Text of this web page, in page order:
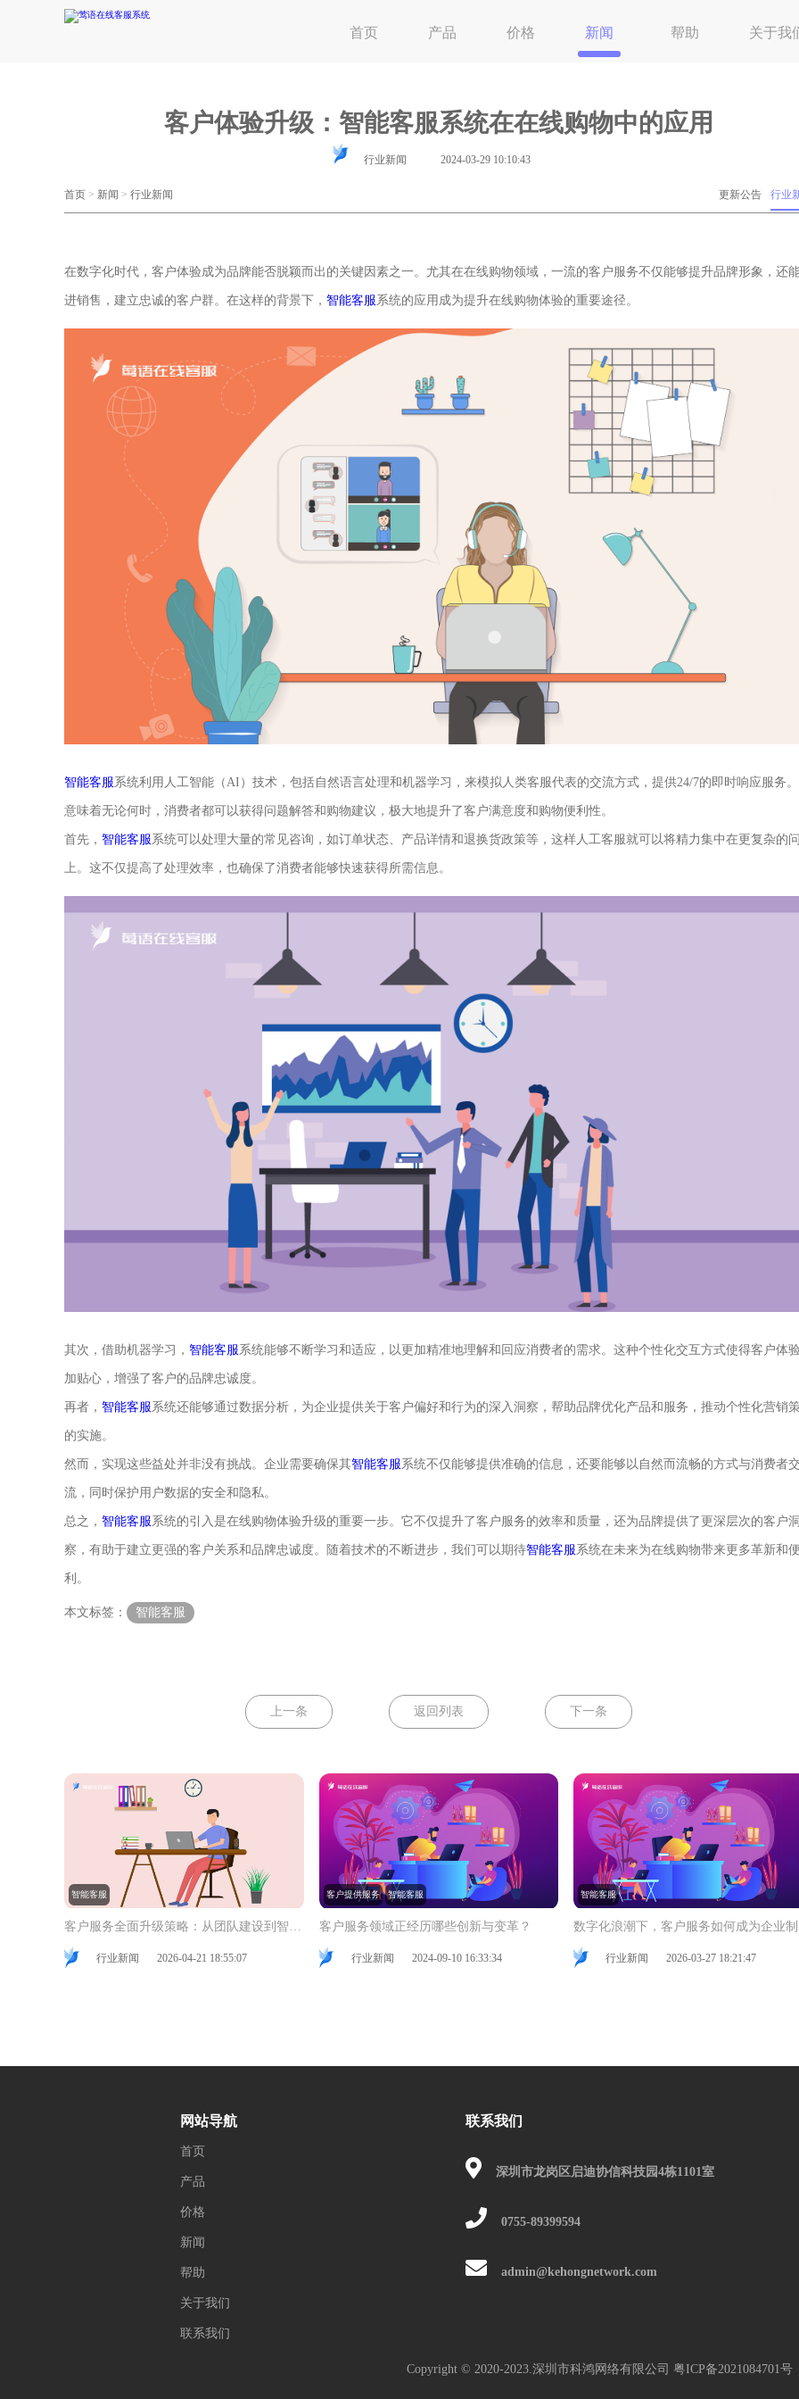
首页 产品 价格 新闻 帮助 关于我
客户体验升级：智能客服系统在在线购物中的应用
行业新闻 2024-03-29 10:10:43
行业
更新公告
首页 > 新闻 > 行业新闻
在数字化时代，客户体验成为品牌能否脱颖而出的关键因素之一。尤其在在线购物领域，一流的客户服务不仅能够提升品牌形象，还
进销售，建立忠诚的客户群。在这样的背景下， 智能客服系统的应用成为提升在线购物体验的重要途径。
智能客服系统利用人工智能（AI）技术，包括自然语言处理和机器学习，来模拟人类客服代表的交流方式，提供24/7的即时响应服务
意味着无论何时，消费者都可以获得问题解答和购物建议，极大地提升了客户满意度和购物便利性。
首先， 智能客服系统可以处理大量的常见咨询，如订单状态、产品详情和退换货政策等，这样人工客服就可以将精力集中在更复杂的
上。这不仅提高了处理效率，也确保了消费者能够快速获得所需信息。
其次，借助机器学习， 智能客服系统能够不断学习和适应，以更加精准地理解和回应消费者的需求。这种个性化交互方式使得客户体
加贴心，增强了客户的品牌忠诚度。
再者， 智能客服系统还能够通过数据分析，为企业提供关于客户偏好和行为的深入洞察，帮助品牌优化产品和服务，推动个性化营销
的实施。
然而，实现这些益处并非没有挑战。企业需要确保其智能客服系统不仅能够提供准确的信息，还要能够以自然而流畅的方式与消费者
流，同时保护用户数据的安全和隐私。
总之， 智能客服系统的引入是在线购物体验升级的重要一步。它不仅提升了客户服务的效率和质量，还为品牌提供了更深层次的客户
察，有助于建立更强的客户关系和品牌忠诚度。随着技术的不断进步，我们可以期待智能客服系统在未来为在线购物带来更多革新和
利。
本文标签： 智能客服
上一条 返回列表 下一条
客户服务全面升级策略：从团队建设到智能转型的实战指南
行业新闻 2026-04-21 18:55:07
智能客服
客户服务领域正经历哪些创新与变革？
行业新闻 2024-09-10 16:33:34
客户提供服务 智能客服
行业新闻 2026-03-27 18:21:47
智能客服
网站导航
首页
产品
价格
新闻
帮助
关于我们
联系我们
联系我们
深圳市龙岗区启迪协信科技园4栋1101室
0755-89399594
admin@kehongnetwork.com
Copyright © 2020-2023.深圳市科鸿网络有限公司 粤ICP备2021084701号